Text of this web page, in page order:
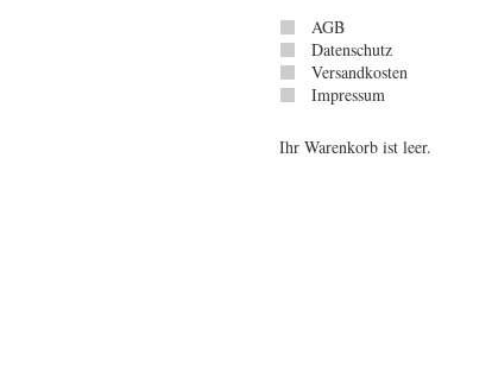
AGB
Datenschutz
Versandkosten
Impressum
Ihr Warenkorb ist leer.